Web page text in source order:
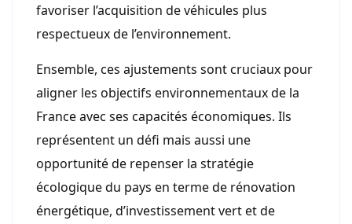
favoriser l’acquisition de véhicules plus
respectueux de l’environnement.
Ensemble, ces ajustements sont cruciaux pour
aligner les objectifs environnementaux de la
France avec ses capacités économiques. Ils
représentent un défi mais aussi une
opportunité de repenser la stratégie
écologique du pays en terme de rénovation
énergétique, d’investissement vert et de